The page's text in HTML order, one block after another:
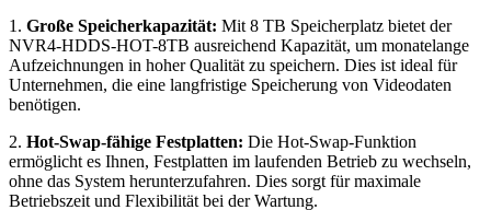
1. Große Speicherkapazität: Mit 8 TB Speicherplatz bietet der
NVR4-HDDS-HOT-8TB ausreichend Kapazität, um monatelange
Aufzeichnungen in hoher Qualität zu speichern. Dies ist ideal für
Unternehmen, die eine langfristige Speicherung von Videodaten
benötigen.
2. Hot-Swap-fähige Festplatten: Die Hot-Swap-Funktion
ermöglicht es Ihnen, Festplatten im laufenden Betrieb zu wechseln,
ohne das System herunterzufahren. Dies sorgt für maximale
Betriebszeit und Flexibilität bei der Wartung.